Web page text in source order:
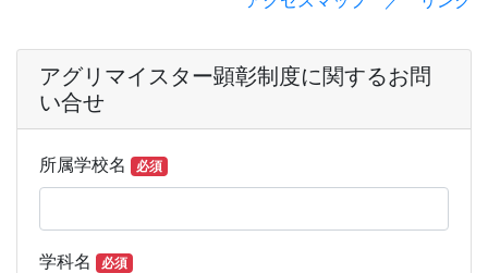
アグリマイスター顕彰制度に関するお問
い合せ
アグリマイスター顕彰制度に関する
所属学校名 必須
学科名 必須